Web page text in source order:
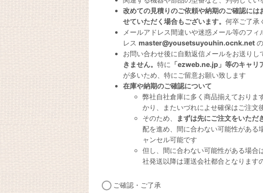
改めての見積りのご依頼や納期のご確認には
せていただく場合もございます。 何卒ご了承
メールアドレス間違いや迷惑メール等のフィ
レス master@yousetsuyouhin.ocnk.net
お問い合わせ後に自動返信メールをお送りし
きません。 特に 「ezweb.ne.jp」等のキャリ
が多いため、特にご留意お願い致します
在庫や納期のご確認について
弊社自社倉庫に多く商品揃えておりま
かり、またいづれによせ確保はご注文
そのため、
まずは先にご注文をいただ
配を進め、間に合わない可能性がある
ャンセル可能です
但し、間に合わない可能性がある場合
社発送以降は運送会社都合となります
ご確認・ご了承